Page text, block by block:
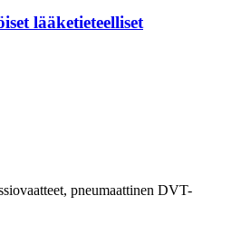
lääketieteelliset